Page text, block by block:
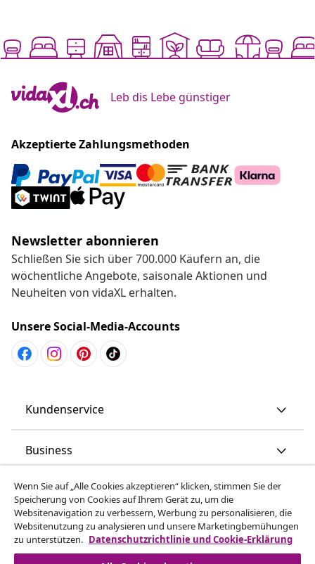
Leb dis Lebe günstiger
Akzeptierte Zahlungsmethoden
Newsletter abonnieren
Schließen Sie sich über 700.000 Käufern an, die
wöchentliche Angebote, saisonale Aktionen und
Neuheiten von vidaXL erhalten.
Unsere Social-Media-Accounts
Kundenservice
Business
vidaXL
Mehr entdecken
Wenn Sie auf „Alle Cookies akzeptieren“ klicken, stimmen Sie der
Speicherung von Cookies auf Ihrem Gerät zu, um die
Websitenavigation zu verbessern, Werbung zu personalisieren, die
Websitenutzung zu analysieren und unsere Marketingbemühungen
zu unterstützen. Datenschutzrichtlinie und Cookie-Erklärung